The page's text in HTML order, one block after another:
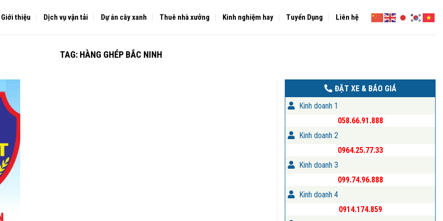
Giới thiệu Dịch vụ vận tải Dự án cây xanh Thuê nhà xưởng Kinh nghiệm hay Tuyển Dụng Liên hệ
TAG: HÀNG GHÉP BẮC NINH
ĐẶT XE & BÁO GIÁ
Kinh doanh 1
058.66.91.888
Kinh doanh 2
0964.25.77.33
Kinh doanh 3
099.74.96.888
Kinh doanh 4
0914.174.859